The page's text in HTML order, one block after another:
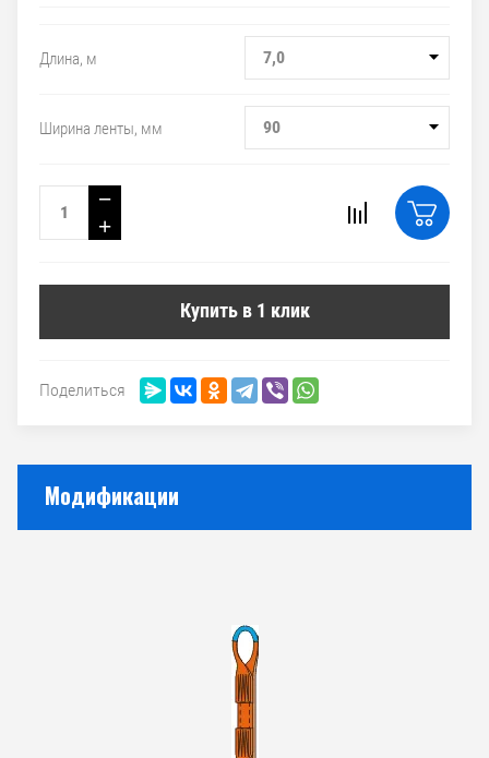
Длина, м 7,0
Ширина ленты, мм 90
−
+
Купить в 1 клик
Поделиться
Модификации